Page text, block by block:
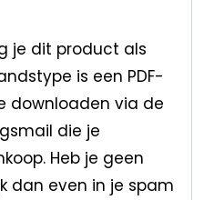
je dit product als
is een PDF-
downloaden via de
die je
Heb je geen
dan even in je spam